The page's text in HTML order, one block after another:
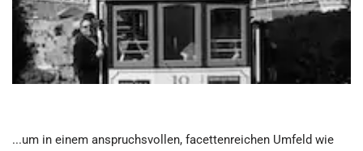
...um in einem anspruchsvollen, facettenreichen Umfeld wie